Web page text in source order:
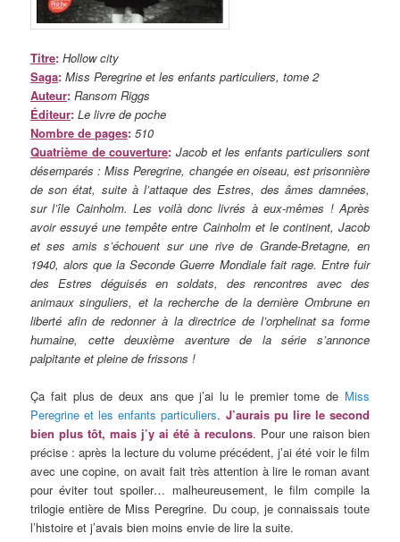
Titre: Hollow city
Saga: Miss Peregrine et les enfants particuliers, tome 2
Auteur:Ransom Riggs
Éditeur: Le livre de poche
Nombre de pages: 510
Quatrième de couverture: Jacob et les enfants particuliers sont
désemparés : Miss Peregrine, changée en oiseau, est prisonnière
de son état, suite à l’attaque des Estres, des âmes damnées,
sur l’île Cainholm. Les voilà donc livrés à eux-mêmes ! Après
avoir essuyé une tempête entre Cainholm et le continent, Jacob
et ses amis s’échouent sur une rive de Grande-Bretagne, en
1940, alors que la Seconde Guerre Mondiale fait rage. Entre fuir
des Estres déguisés en soldats, des rencontres avec des
animaux singuliers, et la recherche de la dernière Ombrune en
liberté afin de redonner à la directrice de l’orphelinat sa forme
humaine, cette deuxième aventure de la série s’annonce
palpitante et pleine de frissons !
Ça fait plus de deux ans que j’ai lu le premier tome de Miss
Peregrine et les enfants particuliers. J’aurais pu lire le second
bien plus tôt, mais j’y ai été à reculons. Pour une raison bien
précise : après la lecture du volume précédent, j’ai été voir le film
avec une copine, on avait fait très attention à lire le roman avant
pour éviter tout spoiler… malheureusement, le film compile la
trilogie entière de Miss Peregrine. Du coup, je connaissais toute
l’histoire et j’avais bien moins envie de lire la suite.